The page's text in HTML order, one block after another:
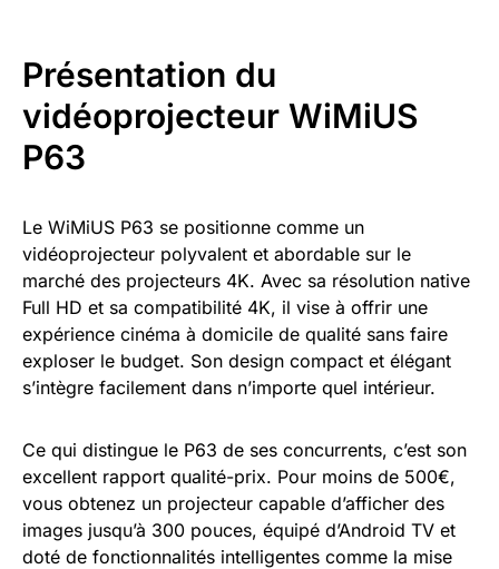
Présentation du
vidéoprojecteur WiMiUS
P63
Le WiMiUS P63 se positionne comme un
vidéoprojecteur polyvalent et abordable sur le
marché des projecteurs 4K. Avec sa résolution native
Full HD et sa compatibilité 4K, il vise à offrir une
expérience cinéma à domicile de qualité sans faire
exploser le budget. Son design compact et élégant
s’intègre facilement dans n’importe quel intérieur.
Ce qui distingue le P63 de ses concurrents, c’est son
excellent rapport qualité-prix. Pour moins de 500€,
vous obtenez un projecteur capable d’afficher des
images jusqu’à 300 pouces, équipé d’Android TV et
doté de fonctionnalités intelligentes comme la mise